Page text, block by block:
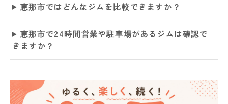
恵那市ではどんなジムを比較できますか？
恵那市で24時間営業や駐車場があるジムは確認で
きますか？